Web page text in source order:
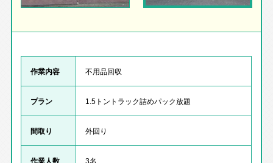
作業内容 不用品回収
プラン 1.5トントラック詰めパック放題
間取り 外回り
作業人数 3名